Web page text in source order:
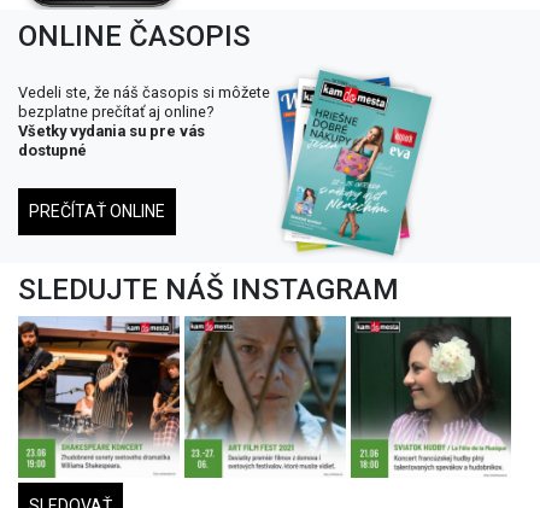
ONLINE ČASOPIS
Vedeli ste, že náš časopis si môžete
bezplatne prečítať aj online?
Všetky vydania su pre vás
dostupné
PREČÍTAŤ ONLINE
SLEDUJTE NÁŠ INSTAGRAM